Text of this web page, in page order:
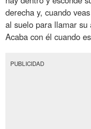
derecha y, cuando
al suelo para llamar su
Acaba con él cuando
PUBLICIDAD